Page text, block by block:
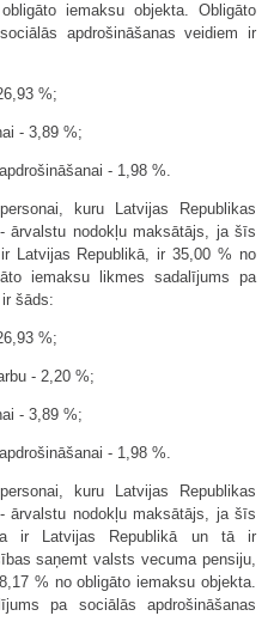
iemaksu objekta. Obligāto
apdrošināšanas veidiem ir
%;
- 3,89 %;
- 1,98 %.
kuru Latvijas Republikas
ārvalstu nodokļu maksātājs, ja šīs
Latvijas Republikā, ir 35,00 % no
iemaksu likmes sadalījums pa
šāds:
%;
- 2,20 %;
- 3,89 %;
- 1,98 %.
kuru Latvijas Republikas
ārvalstu nodokļu maksātājs, ja šīs
ir Latvijas Republikā un tā ir
saņemt valsts vecuma pensiju,
% no obligāto iemaksu objekta.
pa sociālās apdrošināšanas